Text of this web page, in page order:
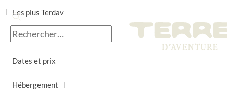
Les plus Terdav
Jour par jour
Dates et prix
Hébergement